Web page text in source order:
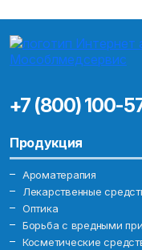
+7 (800) 100-
Продукция
Ароматерапия
Лекарственные
Оптика
Борьба с вредными
Косметические